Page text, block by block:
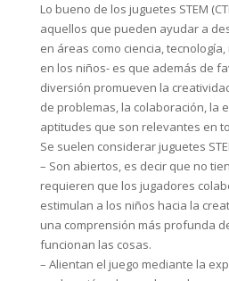
Lo bueno de los juguetes STEM
aquellos que pueden ayudar a
en áreas como ciencia,
en los niños- es que además de
diversión promueven la
de problemas, la colaboración, la
aptitudes que son relevantes en
Se suelen considerar juguetes
– Son abiertos, es decir que no
requieren que los jugadores
estimulan a los niños hacia la
una comprensión más profunda
funcionan las cosas.
– Alientan el juego mediante la